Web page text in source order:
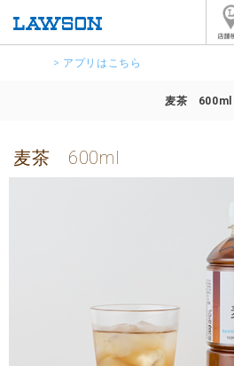
> アプリはこちら
麦茶 600ml
麦茶 600ml